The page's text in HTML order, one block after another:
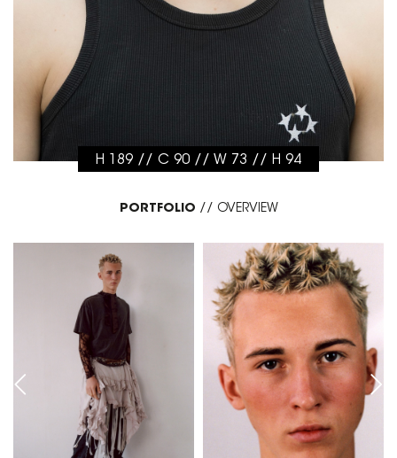
H 189 // C 90 // W 73 // H 94
PORTFOLIO // OVERVIEW